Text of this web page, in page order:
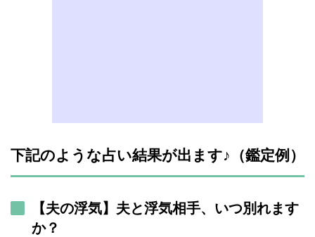
下記のような占い結果が出ます♪（鑑定例）
【夫の浮気】夫と浮気相手、いつ別れます
か？